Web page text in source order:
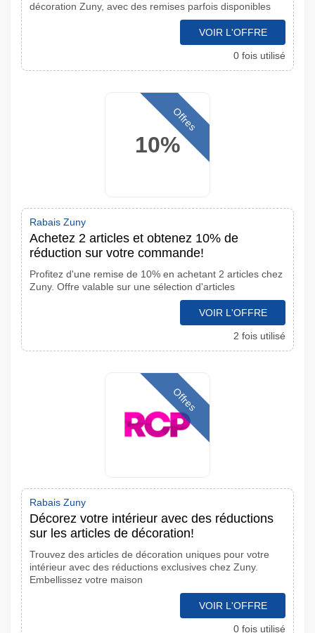
décoration Zuny, avec des remises parfois disponibles
VOIR L'OFFRE
0 fois utilisé
10%
Offres
Rabais Zuny
Achetez 2 articles et obtenez 10% de
réduction sur votre commande!
Profitez d'une remise de 10% en achetant 2 articles chez
Zuny. Offre valable sur une sélection d'articles
VOIR L'OFFRE
2 fois utilisé
Offres
Rabais Zuny
Décorez votre intérieur avec des réductions
sur les articles de décoration!
Trouvez des articles de décoration uniques pour votre
intérieur avec des réductions exclusives chez Zuny.
Embellissez votre maison
VOIR L'OFFRE
0 fois utilisé